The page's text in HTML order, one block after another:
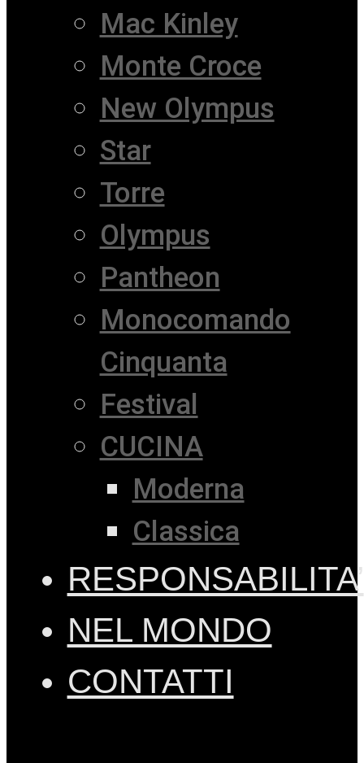
Mac Kinley
Monte Croce
New Olympus
Star
Torre
Olympus
Pantheon
Monocomando
Cinquanta
Festival
CUCINA
Moderna
Classica
RESPONSABILITA’
NEL MONDO
CONTATTI